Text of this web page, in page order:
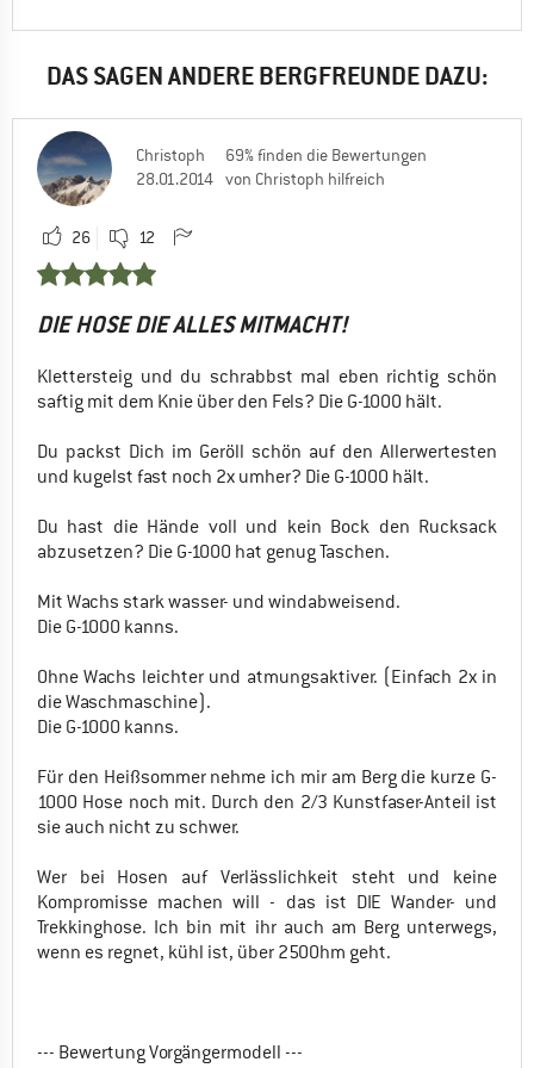
Allround
Wandern
Trekking
Ja, ich würde das Produkt einem Freund empfehlen
DAS SAGEN ANDERE BERGFREUNDE DAZU:
Christoph
28.01.2014
69% finden die Bewertungen
von Christoph hilfreich
26 12
DIE HOSE DIE ALLES MITMACHT!
Klettersteig und du schrabbst mal eben richtig schön
saftig mit dem Knie über den Fels? Die G-1000 hält.
Du packst Dich im Geröll schön auf den Allerwertesten
und kugelst fast noch 2x umher? Die G-1000 hält.
Du hast die Hände voll und kein Bock den Rucksack
abzusetzen? Die G-1000 hat genug Taschen.
Mit Wachs stark wasser- und windabweisend.
Die G-1000 kanns.
Ohne Wachs leichter und atmungsaktiver. (Einfach 2x in
die Waschmaschine).
Die G-1000 kanns.
Für den Heißsommer nehme ich mir am Berg die kurze G-
1000 Hose noch mit. Durch den 2/3 Kunstfaser-Anteil ist
sie auch nicht zu schwer.
Wer bei Hosen auf Verlässlichkeit steht und keine
Kompromisse machen will - das ist DIE Wander- und
Trekkinghose. Ich bin mit ihr auch am Berg unterwegs,
wenn es regnet, kühl ist, über 2500hm geht.
--- Bewertung Vorgängermodell ---